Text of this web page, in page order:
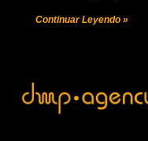
Continuar Leyendo »